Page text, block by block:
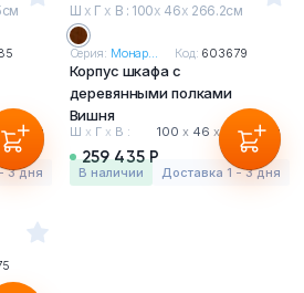
92.5 см
3 дня
Ш х Г х В : 100х 46х 266.2см
Серия: Монар... Код: 603679
Корпус шкафа с
деревянными полками
Вишня
Ш х Г х В : 100 х 46 х266.2 см
259 435 Р
в наличии Доставка 1 - 3 дня
и металлическая мебель
зона
растения